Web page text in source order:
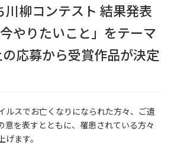
柳コンテスト 結果発表
やりたいこと」をテーマ
応募から受賞作品が決定
ルスでお亡くなりになられた方々、ご遺
意を表すとともに、罹患されている方々
ます。